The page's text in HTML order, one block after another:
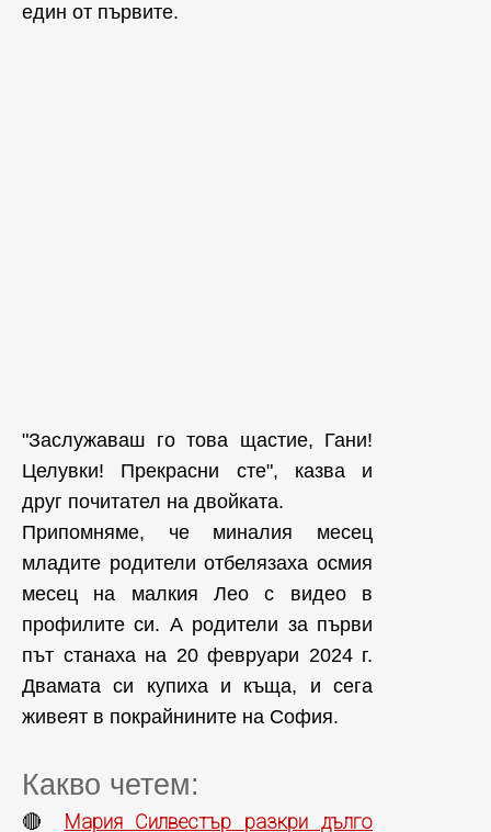
един от първите.
"Заслужаваш го това щастие, Гани!
Целувки! Прекрасни сте", казва и
друг почитател на двойката.
Припомняме, че миналия месец
младите родители отбелязаха осмия
месец на малкия Лео с видео в
профилите си. А родители за първи
път станаха на 20 февруари 2024 г.
Двамата си купиха и къща, и сега
живеят в покрайнините на София.
Какво четем:
🔴 Мария Силвестър разкри дълго